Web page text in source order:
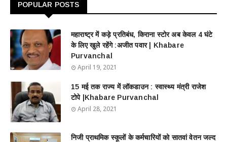
POPULAR POSTS
महाराष्ट्र में कड़े प्रतिबंध, किराना स्टोर अब केवल 4 घंटे
के लिए खुले रहेंगे :अजीत पवार | Khabare
Purvanchal
April 19, 2021
15 मई तक राज्य में लॉकडाउन : स्वास्थ्य मंत्री राजेश
टोपे |Khabare Purvanchal
April 28, 2021
निजी प्राथमिक स्कूलों के कर्मचारियों को सातवां वेतन जल्द